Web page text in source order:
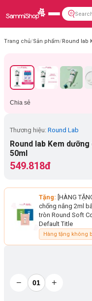
Trang chủ/Sản phẩm/Round lab
Chia sẻ
Thương hiệu: Round Lab
Round lab Kem
50ml
549.818đ
Tặng: [HÀNG
chống nắng 2ml
tròn Round Soft
Default Title
Hàng tặng không
− +